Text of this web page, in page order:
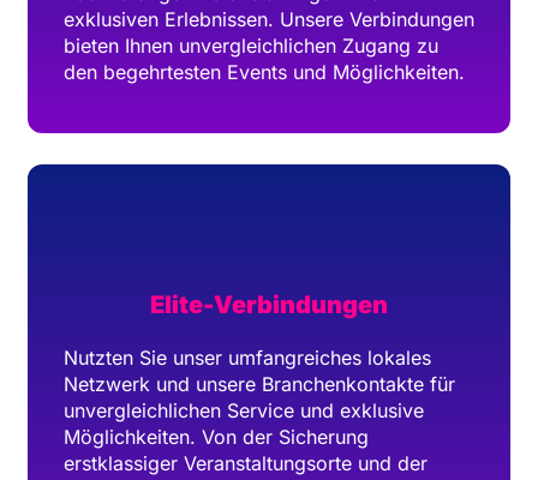
exklusiven Erlebnissen. Unsere Verbindungen
bieten Ihnen unvergleichlichen Zugang zu
den begehrtesten Events und Möglichkeiten.
Elite-Verbindungen
Nutzten Sie unser umfangreiches lokales
Netzwerk und unsere Branchenkontakte für
unvergleichlichen Service und exklusive
Möglichkeiten. Von der Sicherung
erstklassiger Veranstaltungsorte und der